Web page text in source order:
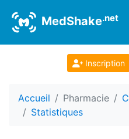
MedShake.net
Inscription
Accueil Pharmacie
Statistiques